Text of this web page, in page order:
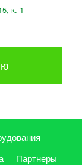
к. 1
Партнеры